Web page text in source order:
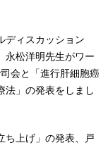
ディスカッション
永松洋明先生がワー
会と「進行肝細胞癌
法」の発表をしまし
ち上げ」の発表、戸